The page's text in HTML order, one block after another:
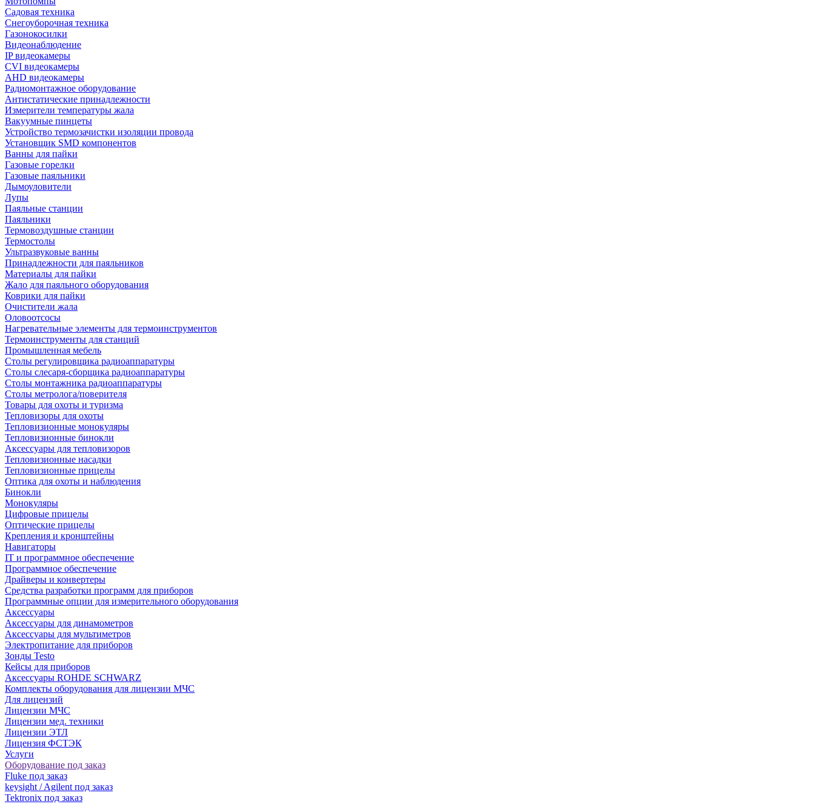
Садовая техника
Снегоуборочная техника
Газонокосилки
Видеонаблюдение
IP видеокамеры
CVI видеокамеры
AHD видеокамеры
Радиомонтажное оборудование
Антистатические принадлежности
Измерители температуры жала
Вакуумные пинцеты
Устройство термозачистки изоляции провода
Установщик SMD компонентов
Ванны для пайки
Газовые горелки
Газовые паяльники
Дымоуловители
Лупы
Паяльные станции
Паяльники
Термовоздушные станции
Термостолы
Ультразвуковые ванны
Принадлежности для паяльников
Материалы для пайки
Жало для паяльного оборудования
Коврики для пайки
Очистители жала
Оловоотсосы
Нагревательные элементы для термоинструментов
Термоинструменты для станций
Промышленная мебель
Столы регулировщика радиоаппаратуры
Столы слесаря-сборщика радиоаппаратуры
Столы монтажника радиоаппаратуры
Столы метролога/поверителя
Товары для охоты и туризма
Тепловизоры для охоты
Тепловизионные монокуляры
Тепловизионные бинокли
Аксессуары для тепловизоров
Тепловизионные насадки
Тепловизионные прицелы
Оптика для охоты и наблюдения
Бинокли
Монокуляры
Цифровые прицелы
Оптические прицелы
Крепления и кронштейны
Навигаторы
IT и программное обеспечение
Программное обеспечение
Драйверы и конвертеры
Средства разработки программ для приборов
Программные опции для измерительного оборудования
Аксессуары
Аксессуары для динамометров
Аксессуары для мультиметров
Электропитание для приборов
Зонды Testo
Кейсы для приборов
Аксессуары ROHDE SCHWARZ
Комплекты оборудования для лицензии МЧС
Для лицензий
Лицензии МЧС
Лицензии мед. техники
Лицензии ЭТЛ
Лицензия ФСТЭК
Услуги
Оборудование под заказ
Fluke под заказ
keysight / Agilent под заказ
Tektronix под заказ